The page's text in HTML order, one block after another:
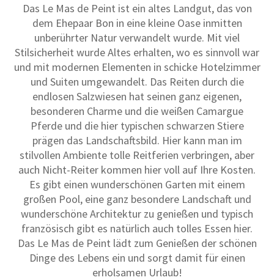
Das Le Mas de Peint ist ein altes Landgut, das von
dem Ehepaar Bon in eine kleine Oase inmitten
unberührter Natur verwandelt wurde. Mit viel
Stilsicherheit wurde Altes erhalten, wo es sinnvoll war
und mit modernen Elementen in schicke Hotelzimmer
und Suiten umgewandelt. Das Reiten durch die
endlosen Salzwiesen hat seinen ganz eigenen,
besonderen Charme und die weißen Camargue
Pferde und die hier typischen schwarzen Stiere
prägen das Landschaftsbild. Hier kann man im
stilvollen Ambiente tolle Reitferien verbringen, aber
auch Nicht-Reiter kommen hier voll auf Ihre Kosten.
Es gibt einen wunderschönen Garten mit einem
großen Pool, eine ganz besondere Landschaft und
wunderschöne Architektur zu genießen und typisch
französisch gibt es natürlich auch tolles Essen hier.
Das Le Mas de Peint lädt zum Genießen der schönen
Dinge des Lebens ein und sorgt damit für einen
erholsamen Urlaub!